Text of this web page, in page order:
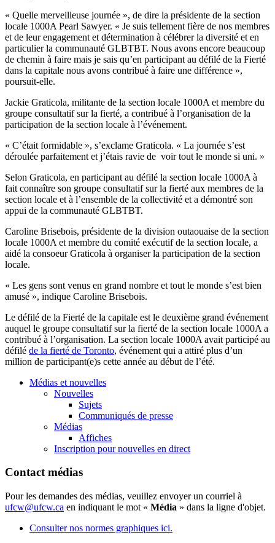
« Quelle merveilleuse journée », de dire la présidente de la section
locale 1000A Pearl Sawyer. « Je suis tellement fière de nos membres
et de leurengagement et détermination à célébrerla diversité et en
particulierla communauté GLBTBT. Nous avons encore beaucoup
de chemin à faire mais je sais qu’en participant au défilé de la Fierté
dans la capitale nous avons contribué à faire une différence »,
poursuit-elle.
Jackie Graticola, militante de la section locale 1000A et membre du
groupe consultatif surla fierté, a contribué à l’organisation de la
participation de la section locale à l’événement.
« C’était formidable », s’exclame Graticola. « La journée s’est
déroulée parfaitement et j’étais ravie de voirtout le monde si uni. »
Selon Graticola, en participant au défilé la section locale 1000A à
fait connaître son groupe consultatif surla fierté aux membres de la
section locale et à l’ensemble de la collectivité et a démontré son
appui de la communauté GLBTBT.
Caroline Brisebois, présidente de la division outaouaise de la section
locale 1000A et membre du comité exécutifde la section locale, a
aidé la consoeur Graticola à organiserla participation de la section
locale.
« Les gens sont venus en grand nombre et tout le monde s’est bien
amusé », indique Caroline Brisebois.
Le défilé de la Fierté de la capitale est le deuxième grand événement
auquel le groupe consultatif surla fierté de la section locale 1000A a
contribué à l’organisation. La section locale 1000A avait participé au
défilé de la fierté de Toronto, événement qui a attiré plus d’un
million de participant(e)s cette année au début de l’été.
Médias et nouvelles
Nouvelles
Sujets
Communiqués de presse
Médias
Affiches
Inscription pour nouvelles en direct
Contact médias
Pour les demandes des médias, veuillez envoyer un courriel à
ufcw@ufcw.ca en indiquant le mot « Média » dans la ligne d'objet.
Consulter nos normes graphiques ici.